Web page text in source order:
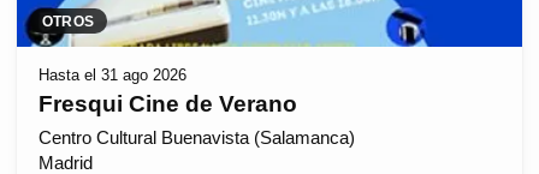
OTROS
Hasta el 31 ago 2026
Fresqui Cine de Verano
Centro Cultural Buenavista (Salamanca)
Madrid